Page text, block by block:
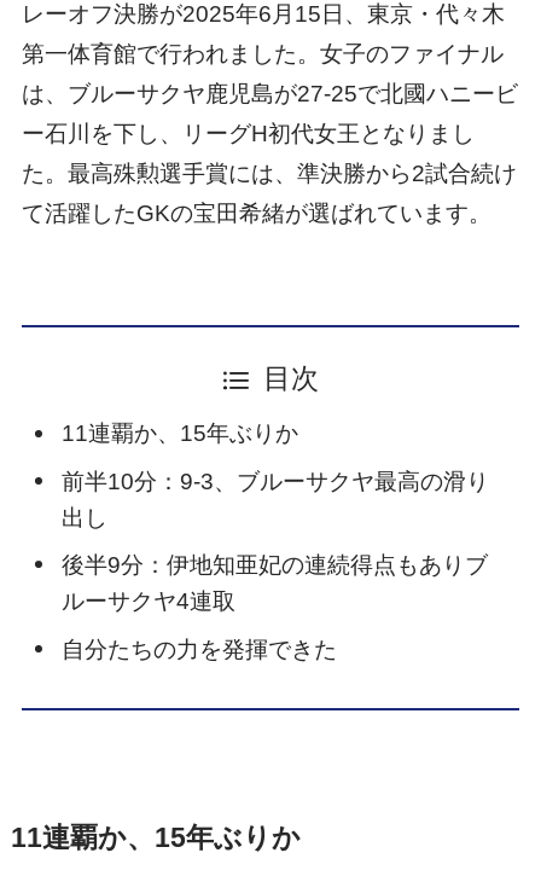
レーオフ決勝が2025年6月15日、東京・代々木
第一体育館で行われました。女子のファイナル
は、ブルーサクヤ鹿児島が27-25で北國ハニービ
ー石川を下し、リーグH初代女王となりまし
た。最高殊勲選手賞には、準決勝から2試合続け
て活躍したGKの宝田希緒が選ばれています。
目次
11連覇か、15年ぶりか
前半10分：9-3、ブルーサクヤ最高の滑り
出し
後半9分：伊地知亜妃の連続得点もありブ
ルーサクヤ4連取
自分たちの力を発揮できた
11連覇か、15年ぶりか